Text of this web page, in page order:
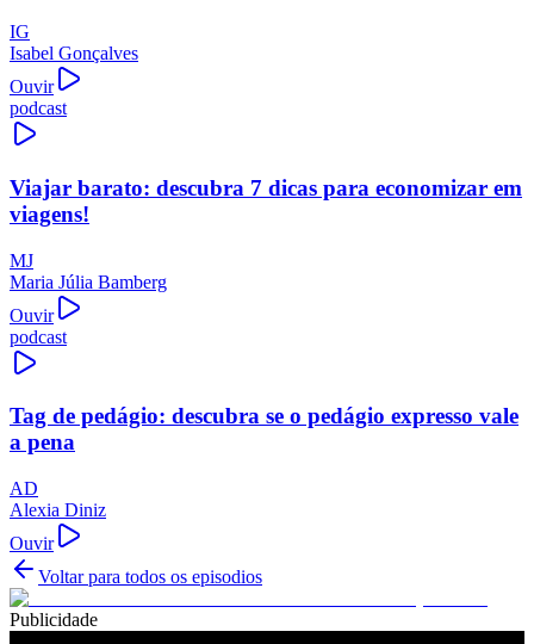
IG
Isabel Gonçalves
Ouvir
podcast
Viajar barato: descubra 7 dicas para economizar em
viagens!
MJ
Maria Júlia Bamberg
Ouvir
podcast
Tag de pedágio: descubra se o pedágio expresso vale
a pena
AD
Alexia Diniz
Ouvir
Voltar para todos os episodios
Publicidade